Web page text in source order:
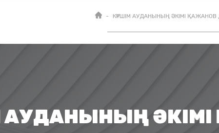
КҮРШІМ АУДАНЫНЫҢ ӘКІМІ ҚАЖАНОВ
АУДАНЫНЫҢ